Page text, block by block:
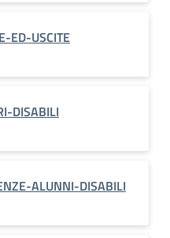
ED-USCITE
DISABILI
ALUNNI-DISABILI